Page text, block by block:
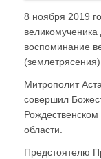
8 ноября 2019
воспоминание
Митрополит
совершил
области.
Предстоятелю